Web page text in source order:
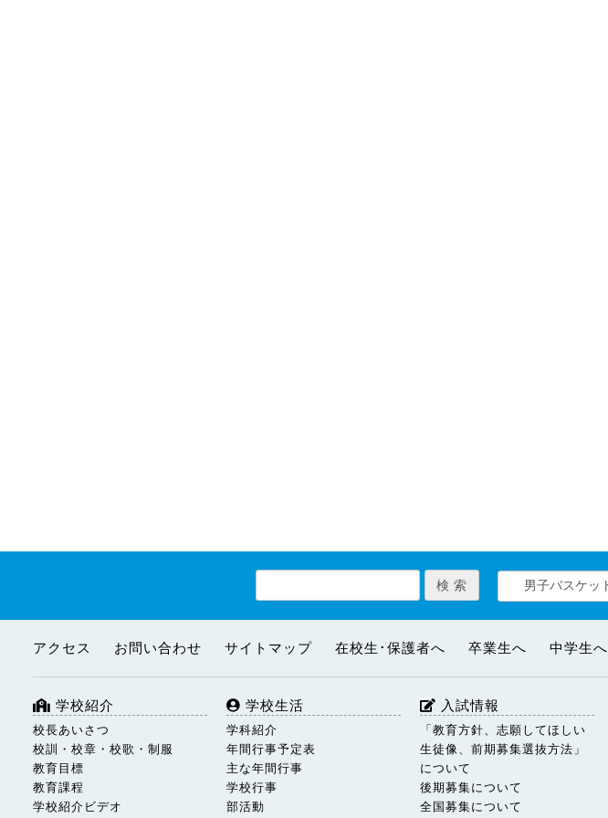
アクセス お問い合わせ サイトマップ 在校生･保護者へ 卒業生へ 中学生へ
学校紹介
校長あいさつ
校訓・校章・校歌・制服
教育目標
教育課程
学校紹介ビデオ
学校生活
学科紹介
年間行事予定表
主な年間行事
学校行事
部活動
入試情報
「教育方針、志願してほしい
生徒像、前期募集選抜方法」
について
後期募集について
全国募集について